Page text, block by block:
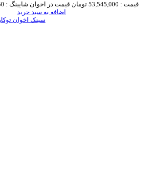
قیمت : 53,545,000 تومان قیمت در اخوان شاپینگ :
اضافه به سبد خرید